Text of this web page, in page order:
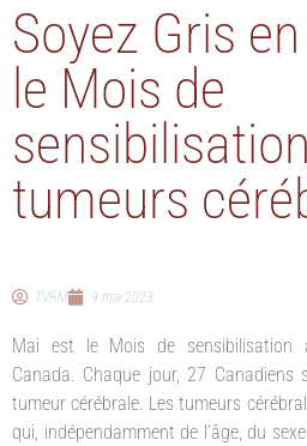
Soyez Gris
le Mois de
tumeurs
TVRM 9 mai 2023
Mai est le Mois de sensibilisation
Canada. Chaque jour, 27
tumeur cérébrale. Les tumeurs
qui, indépendamment de l’âge, du